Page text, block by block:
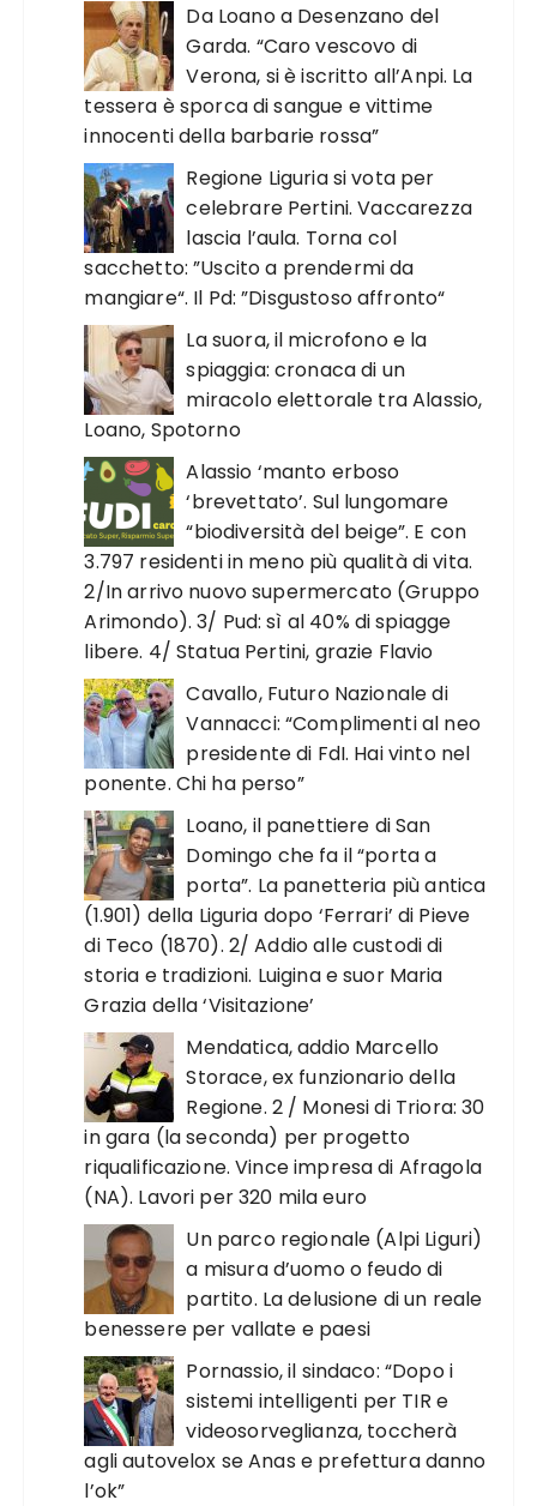
Da Loano a Desenzano del
Garda. “Caro vescovo di
Verona, si è iscritto all’Anpi. La
tessera è sporca di sangue e vittime
innocenti della barbarie rossa”
Regione Liguria si vota per
celebrare Pertini. Vaccarezza
lascia l’aula. Torna col
sacchetto: ”Uscito a prendermi da
mangiare“. Il Pd: ”Disgustoso affronto“
La suora, il microfono e la
spiaggia: cronaca di un
miracolo elettorale tra Alassio,
Loano, Spotorno
Alassio ‘manto erboso
‘brevettato’. Sul lungomare
“biodiversità del beige”. E con
3.797 residenti in meno più qualità di vita.
2/In arrivo nuovo supermercato (Gruppo
Arimondo). 3/ Pud: sì al 40% di spiagge
libere. 4/ Statua Pertini, grazie Flavio
Cavallo, Futuro Nazionale di
Vannacci: “Complimenti al neo
presidente di FdI. Hai vinto nel
ponente. Chi ha perso”
Loano, il panettiere di San
Domingo che fa il “porta a
porta”. La panetteria più antica
(1.901) della Liguria dopo ‘Ferrari’ di Pieve
di Teco (1870). 2/ Addio alle custodi di
storia e tradizioni. Luigina e suor Maria
Grazia della ‘Visitazione’
Mendatica, addio Marcello
Storace, ex funzionario della
Regione. 2 / Monesi di Triora: 30
in gara (la seconda) per progetto
riqualificazione. Vince impresa di Afragola
(NA). Lavori per 320 mila euro
Un parco regionale (Alpi Liguri)
a misura d’uomo o feudo di
partito. La delusione di un reale
benessere per vallate e paesi
Pornassio, il sindaco: “Dopo i
sistemi intelligenti per TIR e
videosorveglianza, toccherà
agli autovelox se Anas e prefettura danno
l’ok”